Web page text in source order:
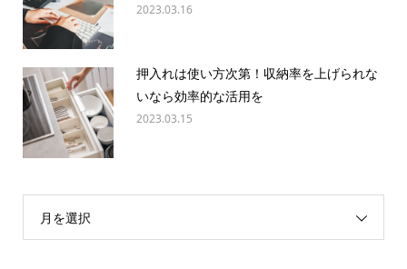
2023.03.16
押入れは使い方次第！収納率を上げられな
いなら効率的な活用を
2023.03.15
月を選択